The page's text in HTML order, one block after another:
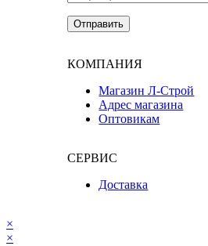
КОМПАНИЯ
Магазин Л-Строй
Адрес магазина
Оптовикам
СЕРВИС
Доставка
×
×